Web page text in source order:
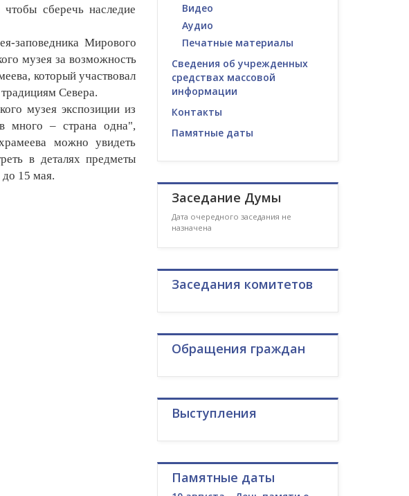
сберечь наследие
заповедника Мирового
музея за возможность
который участвовал
Севера.
музея экспозиции из
много – страна одна",
можно увидеть
в деталях предметы
до 15 мая.
Видео
Аудио
Печатные материалы
Сведения об учрежденных
средствах массовой
информации
Контакты
Памятные даты
Заседание Думы
Дата очередного заседания не
назначена
Заседания комитетов
Обращения граждан
Выступления
Памятные даты